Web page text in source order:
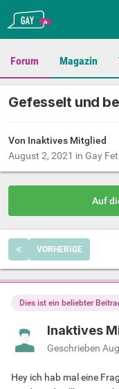
Gay.de
Forum Magazin
Gefesselt und
Von Inaktives Mitglied
August 2, 2021 in Gay
Auf
VORHERIGE
Dies ist ein beliebter
Inaktives
Geschrieben
Hey ich hab mal eine